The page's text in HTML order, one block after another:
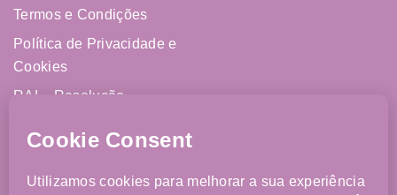
Termos e Condições
Política de Privacidade e
Cookies
RAL - Resolução
Livro de Reclamações